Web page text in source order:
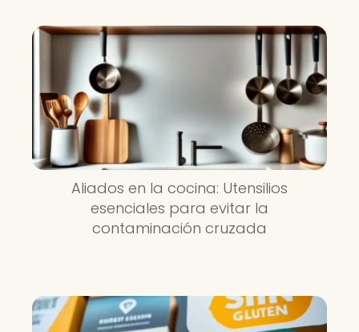
Aliados en la cocina: Utensilios
esenciales para evitar la
contaminación cruzada